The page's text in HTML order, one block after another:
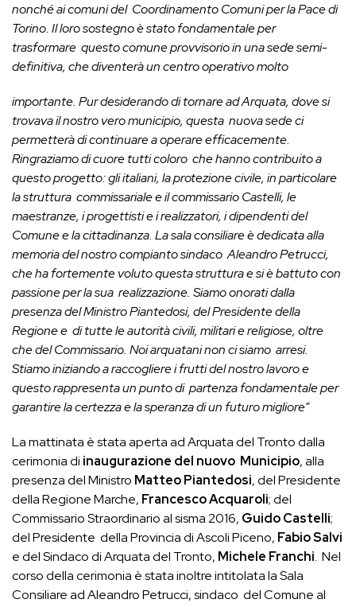
nonché ai comuni del Coordinamento Comuni per la Pace di
Torino. Il loro sostegno è stato fondamentale per
trasformare questo comune provvisorio in una sede semi-
definitiva, che diventerà un centro operativo molto
importante. Pur desiderando di tornare ad Arquata, dove si
trovava il nostro vero municipio, questa nuova sede ci
permetterà di continuare a operare efficacemente.
Ringraziamo di cuore tutti coloro che hanno contribuito a
questo progetto: gli italiani, la protezione civile, in particolare
la struttura commissariale e il commissario Castelli, le
maestranze, i progettisti e i realizzatori, i dipendenti del
Comune e la cittadinanza. La sala consiliare è dedicata alla
memoria del nostro compianto sindaco Aleandro Petrucci,
che ha fortemente voluto questa struttura e si è battuto con
passione per la sua realizzazione. Siamo onorati dalla
presenza del Ministro Piantedosi, del Presidente della
Regione e di tutte le autorità civili, militari e religiose, oltre
che del Commissario. Noi arquatani non ci siamo arresi.
Stiamo iniziando a raccogliere i frutti del nostro lavoro e
questo rappresenta un punto di partenza fondamentale per
garantire la certezza e la speranza di un futuro migliore”
La mattinata è stata aperta ad Arquata del Tronto dalla
cerimonia di inaugurazione del nuovo Municipio, alla
presenza del Ministro Matteo Piantedosi, del Presidente
della Regione Marche, Francesco Acquaroli; del
Commissario Straordinario al sisma 2016, Guido Castelli;
del Presidente della Provincia di Ascoli Piceno, Fabio Salvi
e del Sindaco di Arquata del Tronto, Michele Franchi. Nel
corso della cerimonia è stata inoltre intitolata la Sala
Consiliare ad Aleandro Petrucci, sindaco del Comune al